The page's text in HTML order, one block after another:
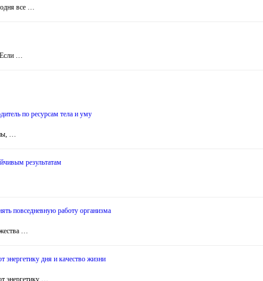
все …
Если …
по ресурсам тела и уму
…
результатам
повседневную работу организма
…
дня и качество жизни